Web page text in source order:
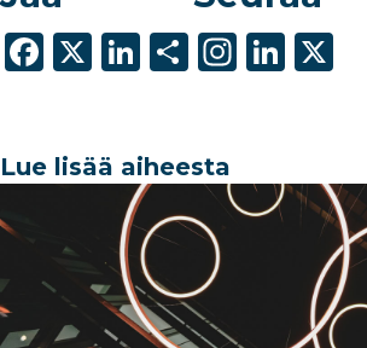
F
e
o
o
k
X
Li
e
dI
n
S
e
In
ra
Li
dI
Lue lisää aiheesta